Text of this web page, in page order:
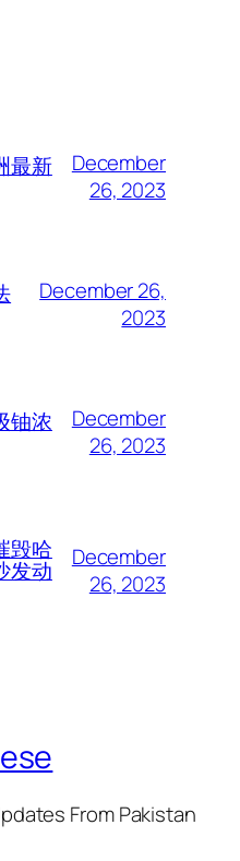
最新
December
26, 2023
December 26,
2023
铀浓
December
26, 2023
毁哈
发动
December
26, 2023
From Pakistan